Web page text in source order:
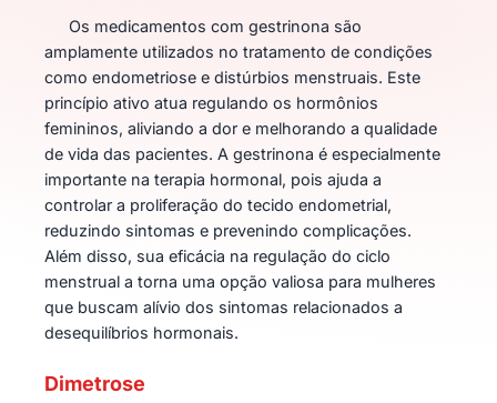
Os medicamentos com gestrinona são
amplamente utilizados no tratamento de condições
como endometriose e distúrbios menstruais. Este
princípio ativo atua regulando os hormônios
femininos, aliviando a dor e melhorando a qualidade
de vida das pacientes. A gestrinona é especialmente
importante na terapia hormonal, pois ajuda a
controlar a proliferação do tecido endometrial,
reduzindo sintomas e prevenindo complicações.
Além disso, sua eficácia na regulação do ciclo
menstrual a torna uma opção valiosa para mulheres
que buscam alívio dos sintomas relacionados a
desequilíbrios hormonais.
Dimetrose